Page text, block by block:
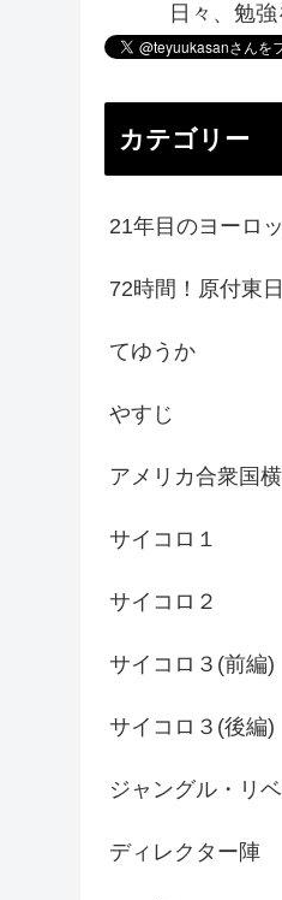
日々、勉
カテゴリー
21年目のヨーロ
72時間！原付東
てゆうか
やすじ
アメリカ合衆国
サイコロ１
サイコロ２
サイコロ３(前編)
サイコロ３(後編)
ジャングル・リ
ディレクター陣